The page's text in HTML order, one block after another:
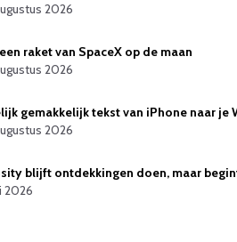
2026
raket van SpaceX op de maan
2026
gemakkelijk tekst van iPhone naar je
2026
blijft ontdekkingen doen, maar
2026